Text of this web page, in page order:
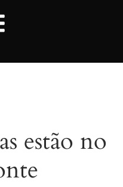
estão no